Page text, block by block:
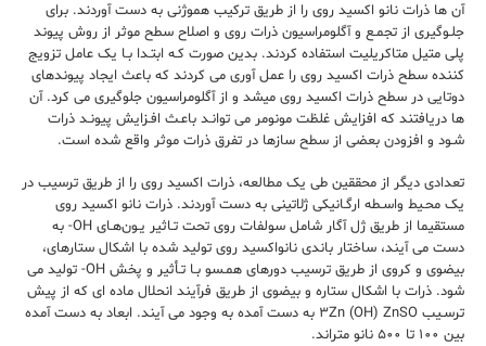
آن ها ذرات ﻧﺎﻧﻮ اکسید روی را از ﻃﺮﻳﻖ ﺗﺮکیب ﻫﻤﻮژنی به دﺳﺖ آوردﻧﺪ. ﺑﺮای
ﺟﻠـﻮﮔﻴﺮی از ﺗﺠﻤـﻊ و آﮔﻠﻮﻣﺮاﺳﻴﻮن ذرات روی و اﺻﻼح ﺳﻄﺢ ﻣﻮﺛﺮ از روش ﭘﻴﻮﻧﺪ
پلی ﻣﺘﻴﻞ ﻣﺘﺎﻛﺮﻳﻠﻴﺖ اﺳﺘﻔﺎده ﻛﺮدﻧﺪ. ﺑﺪﻳﻦ ﺻﻮرت ﻛـﻪ اﺑﺘـﺪا ﺑـﺎ یک ﻋﺎﻣﻞ ﺗﺰوﻳﺞ
ﻛﻨﻨﺪه ﺳﻄﺢ ذرات اکسید روی را ﻋﻤﻞ آوری می ﻛﺮدﻧﺪ ﻛﻪ ﺑﺎﻋﺚ اﻳﺠﺎد ﭘﻴﻮﻧﺪﻫﺎی
دوﺗﺎیی در ﺳﻄﺢ ذرات اکسید روی میشد و از آﮔﻠﻮﻣﺮاﺳﻴﻮن ﺟﻠﻮﮔﻴﺮی می ﻛﺮد. آن
ها درﻳﺎﻓﺘﻨﺪ ﻛﻪ اﻓﺰاﻳﺶ ﻏﻠﻈﺖ ﻣﻮﻧﻮﻣﺮ می ﺗﻮاﻧـﺪ ﺑﺎﻋـﺚ اﻓـﺰاﻳﺶ ﭘﻴﻮﻧـﺪ ذرات
ﺷـﻮد و اﻓﺰودن بعضی از ﺳﻄﺢ ﺳﺎزﻫﺎ در ﺗﻔﺮق ذرات ﻣﻮﺛﺮ واﻗﻊ ﺷﺪه اﺳﺖ.
ﺗﻌﺪادی دﻳﮕﺮ از ﻣﺤﻘﻘﻴﻦ طی یک ﻣﻄﺎﻟﻌﻪ، ذرات اکسید روی را از ﻃﺮﻳﻖ ﺗﺮﺳﻴﺐ در
یک ﻣﺤـﻴﻂ واﺳـﻄﻪ ارﮔـﺎنیکی ژﻻتینی به دست آوردﻧﺪ. ذرات ﻧﺎﻧﻮ اکسید روی
ﻣﺴﺘﻘﻴﻤﺎ از ﻃﺮﻳﻖ ژل آﮔﺎر ﺷﺎﻣﻞ ﺳﻮﻟﻔﺎت روی ﺗﺤﺖ ﺗـﺎﺛﻴﺮ ﻳـﻮنﻫـﺎی OH- به
دست می آﻳﻨﺪ، ﺳﺎﺧﺘﺎر ﺑﺎﻧﺪی ﻧﺎﻧﻮاکسید روی ﺗﻮﻟﻴﺪ ﺷﺪه ﺑﺎ اﺷﻜﺎل ﺳﺘﺎرهای،
ﺑﻴﻀﻮی و ﻛﺮوی از ﻃﺮﻳﻖ ﺗﺮﺳﻴﺐ دورهای ﻫﻤـﺴﻮ ﺑـﺎ ﺗـﺄﺛﻴﺮ و ﭘﺨﺶ OH- ﺗﻮﻟﻴﺪ می
ﺷﻮد. ذرات ﺑﺎ اﺷﻜﺎل ﺳﺘﺎره و ﺑﻴﻀﻮی از ﻃﺮﻳﻖ ﻓﺮآﻳﻨﺪ اﻧﺤﻼل ﻣﺎده ای ﻛﻪ از ﭘﻴﺶ
ﺗﺮﺳـﻴﺐ ۳Zn (OH) ZnSO به دﺳﺖ آﻣﺪه به وﺟﻮد می آﻳﻨﺪ. اﺑﻌﺎد به دست آﻣﺪه
ﺑﻴﻦ ۱۰۰ ﺗﺎ ۵۰۰ ﻧﺎﻧﻮ ﻣﺘﺮاﻧﺪ.